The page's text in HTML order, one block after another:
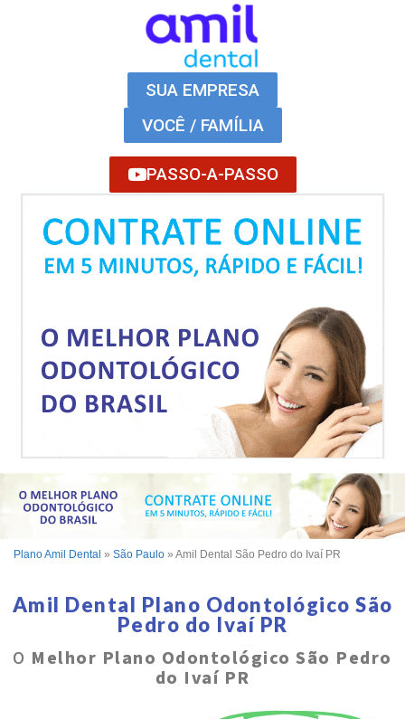
SUA EMPRESA
VOCÊ / FAMÍLIA
PASSO-A-PASSO
Plano Amil Dental » São Paulo » Amil Dental São Pedro do Ivaí PR
Amil Dental Plano Odontológico São
Pedro do Ivaí PR
O Melhor Plano Odontológico São Pedro
do Ivaí PR